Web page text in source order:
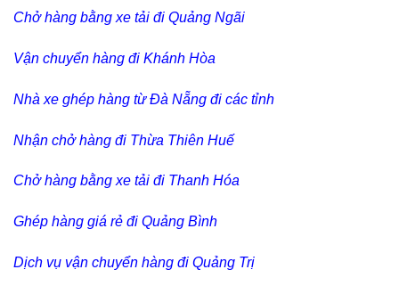
Chở hàng bằng xe tải đi Quảng Ngãi
Vận chuyển hàng đi Khánh Hòa
Nhà xe ghép hàng từ Đà Nẵng đi các tỉnh
Nhận chở hàng đi Thừa Thiên Huế
Chở hàng bằng xe tải đi Thanh Hóa
Ghép hàng giá rẻ đi Quảng Bình
Dịch vụ vận chuyển hàng đi Quảng Trị